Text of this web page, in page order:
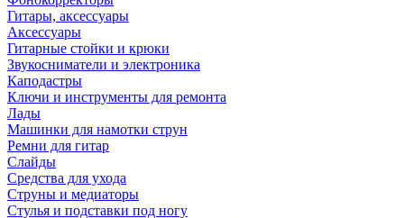
Гитары, аксессуары
Аксессуары
Гитарные стойки и крюки
Звукосниматели и электроника
Каподастры
Ключи и инструменты для ремонта
Лады
Машинки для намотки струн
Ремни для гитар
Слайды
Средства для ухода
Струны и медиаторы
Стулья и подставки под ногу